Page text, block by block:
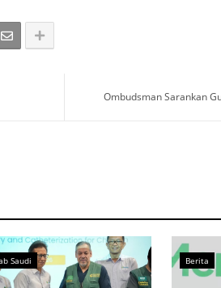
Ombudsman Sarankan
Saudi Berita